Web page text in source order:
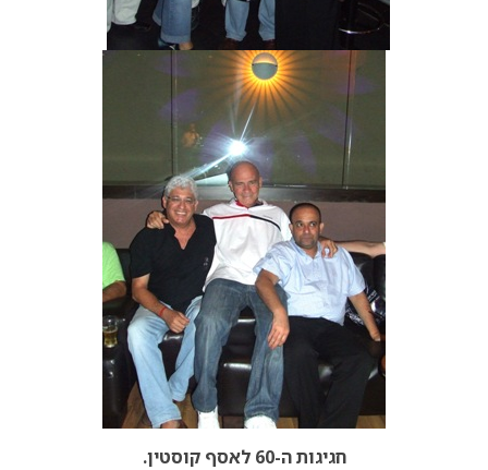
חגיגות ה-60 לאסף קוסטין.